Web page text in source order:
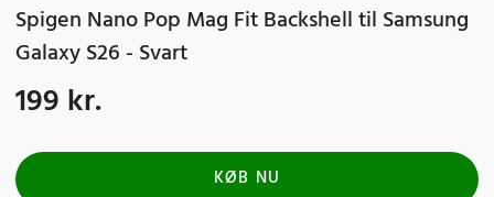
Spigen Nano Pop Mag Fit Backshell til Samsung
Galaxy S26 - Svart
Pris:199 kr.
199 kr.
KØB NU